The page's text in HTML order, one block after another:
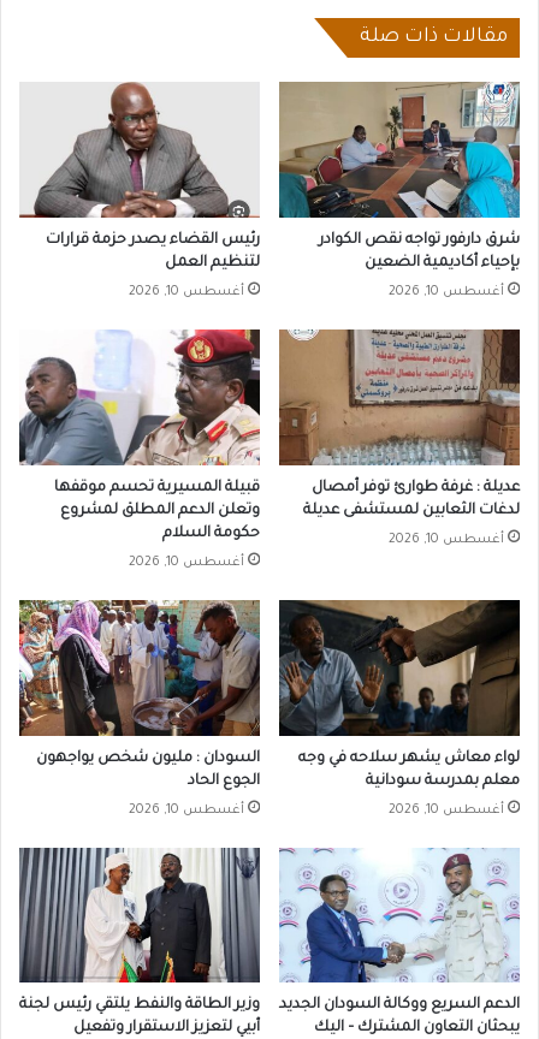
مقالات ذات صلة
شرق دارفور تواجه نقص الكوادر
بإحياء أكاديمية الضعين
أغسطس 10, 2026
رئيس القضاء يصدر حزمة قرارات
لتنظيم العمل
أغسطس 10, 2026
عديلة : غرفة طوارئ توفر أمصال
لدغات الثعابين لمستشفى عديلة
أغسطس 10, 2026
قبيلة المسيرية تحسم موقفها
وتعلن الدعم المطلق لمشروع
حكومة السلام
أغسطس 10, 2026
لواء معاش يشهر سلاحه في وجه
معلم بمدرسة سودانية
أغسطس 10, 2026
السودان : مليون شخص يواجهون
الجوع الحاد
أغسطس 10, 2026
الدعم السريع ووكالة السودان الجديد
يبحثان التعاون المشترك – اليك
وزير الطاقة والنفط يلتقي رئيس لجنة
أبيي لتعزيز الاستقرار وتفعيل